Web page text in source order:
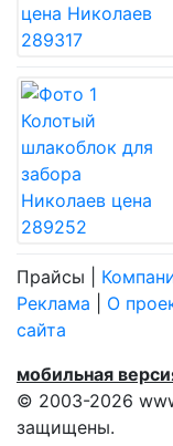
Прайсы
Реклама
О
сайта
мобильная
© 2003-2026
защищены.